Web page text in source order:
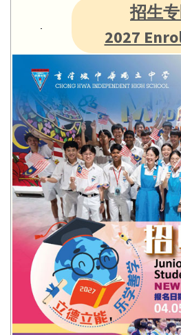
招生
2027